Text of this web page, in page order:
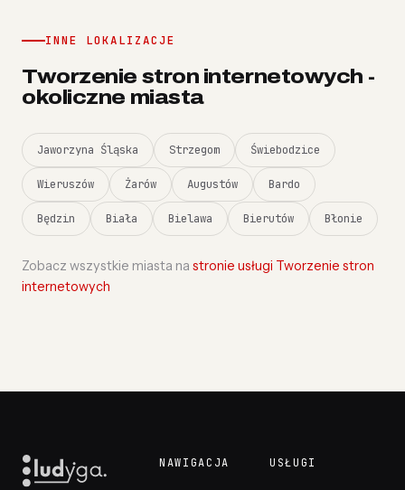
INNE LOKALIZACJE
Tworzenie stron internetowych -
okoliczne miasta
Jaworzyna Śląska Strzegom Świebodzice
Wieruszów Żarów Augustów Bardo
Będzin Biała Bielawa Bierutów Błonie
Zobacz wszystkie miasta na stronie usługi Tworzenie stron
internetowych
NAWIGACJA USŁUGI